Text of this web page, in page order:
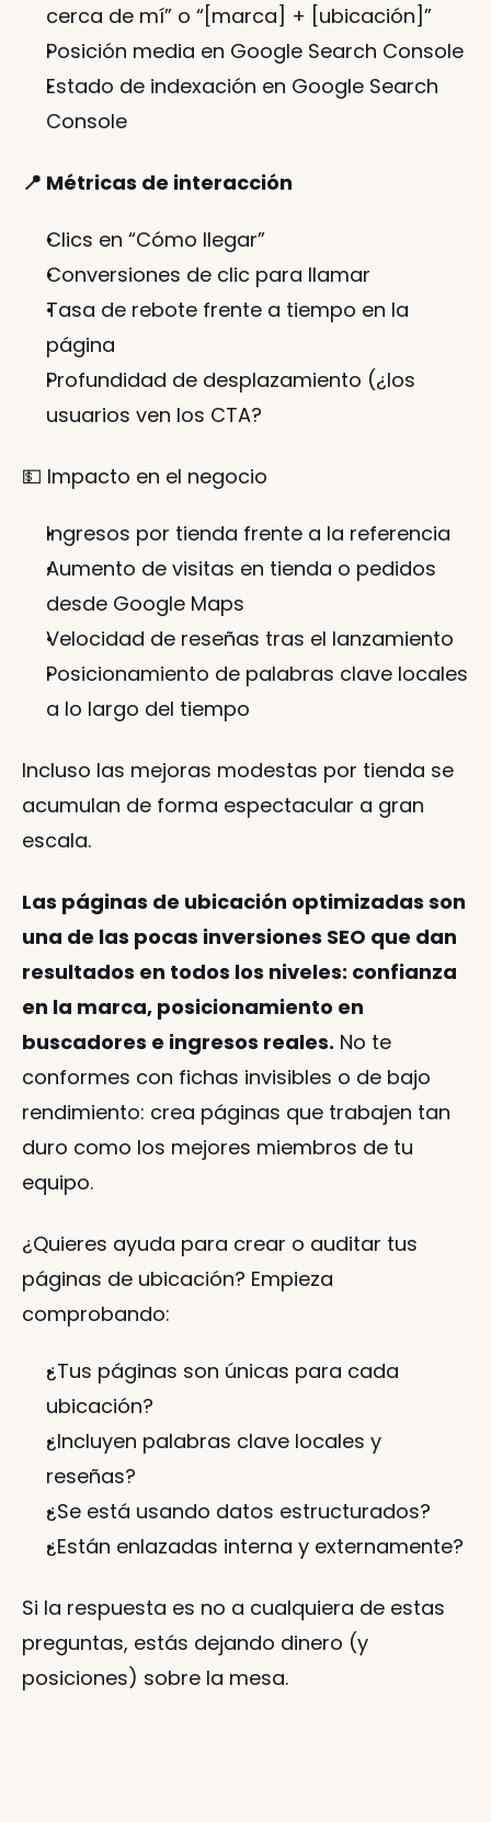
cerca de mí” o “[marca] + [ubicación]”
Posición media en Google Search Console
Estado de indexación en Google Search
Console
📍 Métricas de interacción
Clics en “Cómo llegar”
Conversiones de clic para llamar
Tasa de rebote frente a tiempo en la
página
Profundidad de desplazamiento (¿los
usuarios ven los CTA?
💵 Impacto en el negocio
Ingresos por tienda frente a la referencia
Aumento de visitas en tienda o pedidos
desde Google Maps
Velocidad de reseñas tras el lanzamiento
Posicionamiento de palabras clave locales
a lo largo del tiempo
Incluso las mejoras modestas por tienda se
acumulan de forma espectacular a gran
escala.
Las páginas de ubicación optimizadas son
una de las pocas inversiones SEO que dan
resultados en todos los niveles: confianza
en la marca, posicionamiento en
buscadores e ingresos reales. No te
conformes con fichas invisibles o de bajo
rendimiento: crea páginas que trabajen tan
duro como los mejores miembros de tu
equipo.
¿Quieres ayuda para crear o auditar tus
páginas de ubicación? Empieza
comprobando:
¿Tus páginas son únicas para cada
ubicación?
¿Incluyen palabras clave locales y
reseñas?
¿Se está usando datos estructurados?
¿Están enlazadas interna y externamente?
Si la respuesta es no a cualquiera de estas
preguntas, estás dejando dinero (y
posiciones) sobre la mesa.